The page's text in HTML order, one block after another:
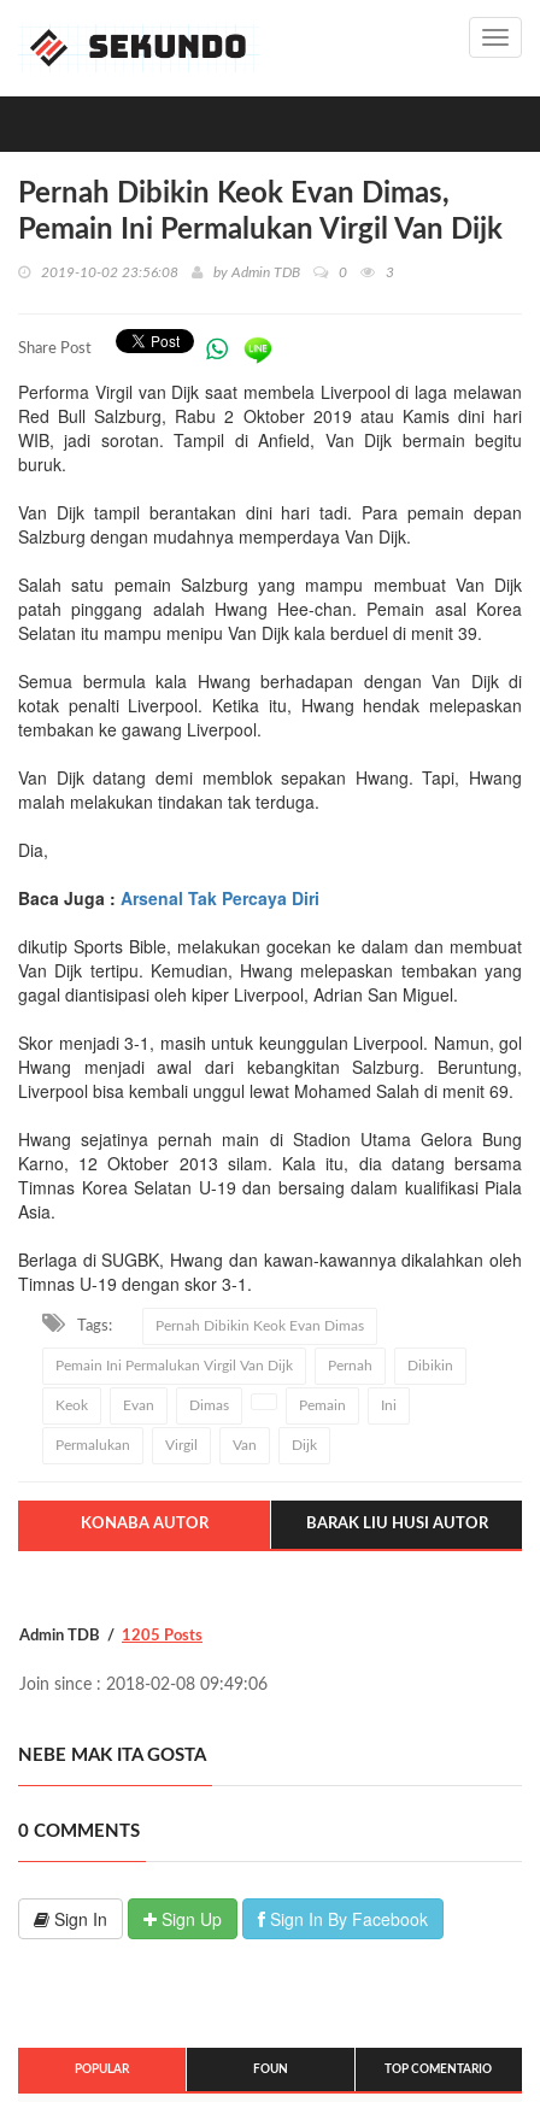
Pernah Dibikin Keok Evan Dimas,
Pemain Ini Permalukan Virgil Van Dijk
2019-10-02 23:56:08 by Admin TDB 0 3
Share Post
Performa Virgil van Dijk saat membela Liverpool di laga melawan
Red Bull Salzburg, Rabu 2 Oktober 2019 atau Kamis dini hari
WIB, jadi sorotan. Tampil di Anfield, Van Dijk bermain begitu
buruk.
Van Dijk tampil berantakan dini hari tadi. Para pemain depan
Salzburg dengan mudahnya memperdaya Van Dijk.
Salah satu pemain Salzburg yang mampu membuat Van Dijk
patah pinggang adalah Hwang Hee-chan. Pemain asal Korea
Selatan itu mampu menipu Van Dijk kala berduel di menit 39.
Semua bermula kala Hwang berhadapan dengan Van Dijk di
kotak penalti Liverpool. Ketika itu, Hwang hendak melepaskan
tembakan ke gawang Liverpool.
Van Dijk datang demi memblok sepakan Hwang. Tapi, Hwang
malah melakukan tindakan tak terduga.
Dia,
Baca Juga : Arsenal Tak Percaya Diri
dikutip Sports Bible, melakukan gocekan ke dalam dan membuat
Van Dijk tertipu. Kemudian, Hwang melepaskan tembakan yang
gagal diantisipasi oleh kiper Liverpool, Adrian San Miguel.
Skor menjadi 3-1, masih untuk keunggulan Liverpool. Namun, gol
Hwang menjadi awal dari kebangkitan Salzburg. Beruntung,
Liverpool bisa kembali unggul lewat Mohamed Salah di menit 69.
Hwang sejatinya pernah main di Stadion Utama Gelora Bung
Karno, 12 Oktober 2013 silam. Kala itu, dia datang bersama
Timnas Korea Selatan U-19 dan bersaing dalam kualifikasi Piala
Asia.
Berlaga di SUGBK, Hwang dan kawan-kawannya dikalahkan oleh
Timnas U-19 dengan skor 3-1.
Tags: Pernah Dibikin Keok Evan Dimas
Pemain Ini Permalukan Virgil Van Dijk Pernah Dibikin
Keok Evan Dimas Pemain Ini
Permalukan Virgil Van Dijk
KONABA AUTOR BARAK LIU HUSI AUTOR
Admin TDB 1205 Posts
Join since : 2018-02-08 09:49:06
NEBE MAK ITA GOSTA
0 COMMENTS
Sign In Sign Up Sign In By Facebook
POPULAR FOUN TOP COMENTARIO